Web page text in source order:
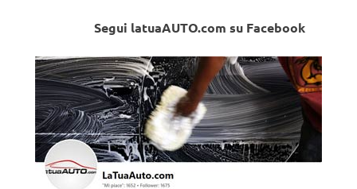
Segui latuaAUTO.com su Facebook